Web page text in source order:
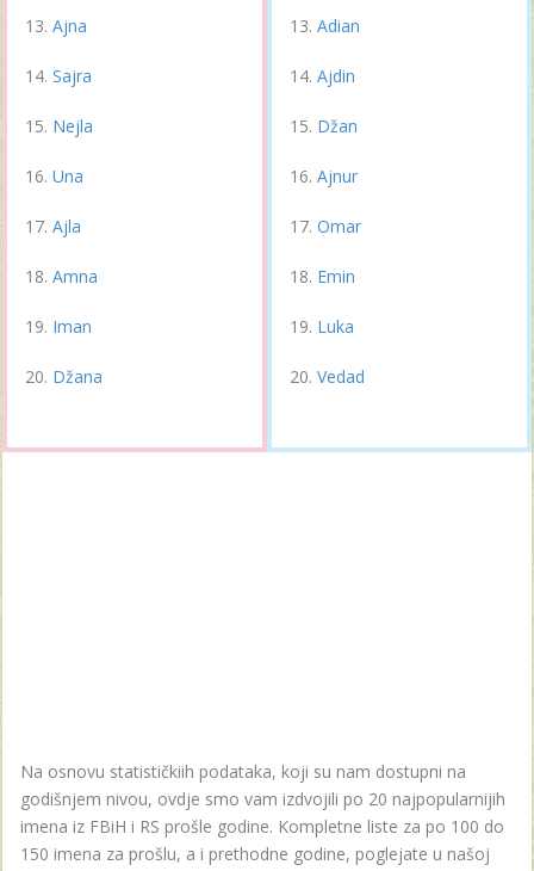
Ajna
Sajra
Nejla
Una
Ajla
Amna
Iman
Džana
Adian
Ajdin
Džan
Ajnur
Omar
Emin
Luka
Vedad
Na osnovu statističkiih podataka, koji su nam dostupni na
godišnjem nivou, ovdje smo vam izdvojili po 20 najpopularnijih
imena iz FBiH i RS prošle godine. Kompletne liste za po 100 do
150 imena za prošlu, a i prethodne godine, poglejate u našoj